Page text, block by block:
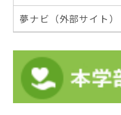
夢ナビ（外部サイト）